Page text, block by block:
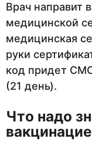
Врач направит
медицинской
медицинская
руки
код придет
(21 день).
Что надо